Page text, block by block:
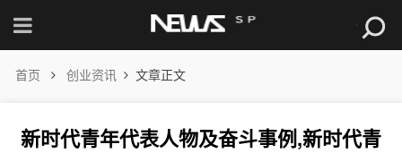
首页 创业资讯 文章正文
新时代青年代表人物及奋斗事例,新时代青